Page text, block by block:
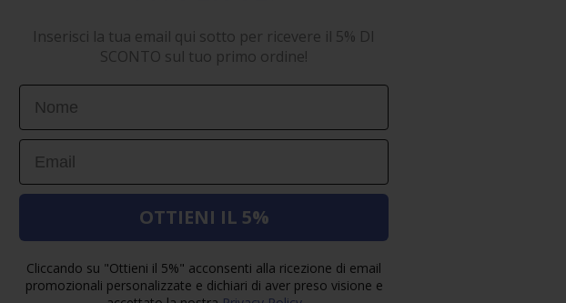
Inserisci la tua email qui sotto per ricevere il 5% DI
SCONTO sul tuo primo ordine!
First Name
Email
OTTIENI IL 5%
Cliccando su "Ottieni il 5%" acconsenti alla ricezione di email
promozionali personalizzate e dichiari di aver preso visione e